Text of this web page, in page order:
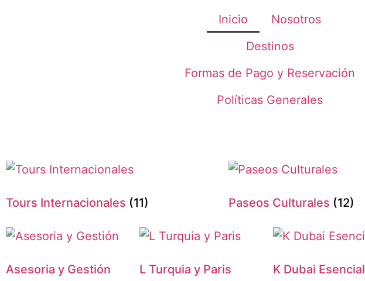
Inicio
Nosotros
Destinos
Formas de Pago y Reservación
Políticas Generales
Tours Internacionales (11) Paseos Culturales (12)
Asesoria y Gestión L Turquia y Paris K Dubai Esencial